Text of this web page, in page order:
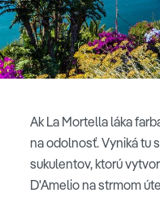
Ak La Mortella láka
na odolnosť. Vyniká tu
sukulentov, ktorú
D'Amelio na strmom